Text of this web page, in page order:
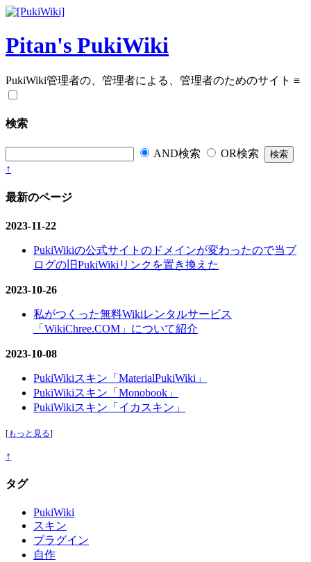
Pitan's PukiWiki
PukiWiki管理者の、管理者による、管理者のためのサイト ≡
検索
AND検索
OR検索
↑
最新のページ
2023-11-22
PukiWikiの公式サイトのドメインが変わったので当ブ
ログの旧PukiWikiリンクを置き換えた
2023-10-26
私がつくった無料Wikiレンタルサービス
「WikiChree.COM」について紹介
2023-10-08
PukiWikiスキン「MaterialPukiWiki」
PukiWikiスキン「Monobook」
PukiWikiスキン「イカスキン」
[もっと見る]
↑
タグ
PukiWiki
スキン
プラグイン
自作